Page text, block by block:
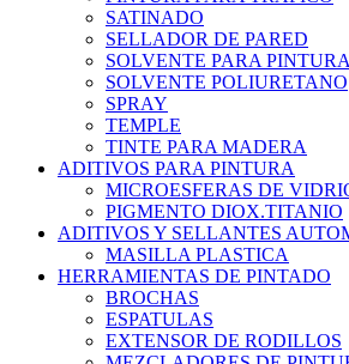
SATINADO
SELLADOR DE PARED
SOLVENTE PARA
SOLVENTE POLIURETANO
SPRAY
TEMPLE
TINTE PARA MADERA
ADITIVOS PARA PINTURA
MICROESFERAS DE
PIGMENTO DIOX.TITANIO
ADITIVOS Y SELLANTES
MASILLA PLASTICA
HERRAMIENTAS DE PINTADO
BROCHAS
ESPATULAS
EXTENSOR DE RODILLOS